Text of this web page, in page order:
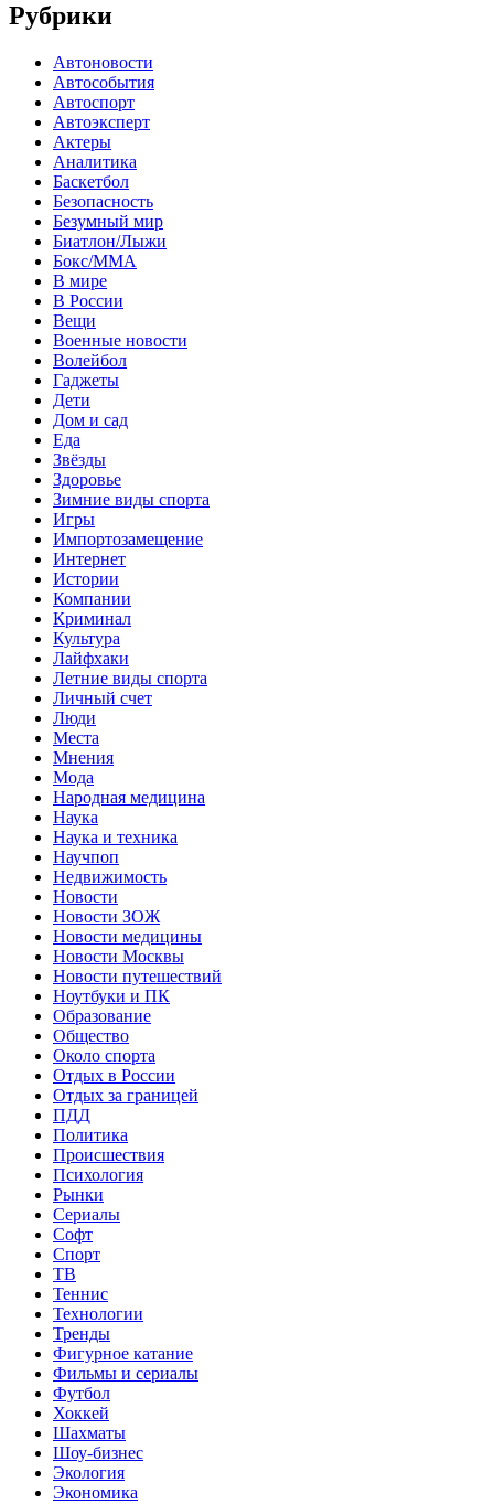
Рубрики
Автоновости
Автособытия
Автоспорт
Автоэксперт
Актеры
Аналитика
Баскетбол
Безопасность
Безумный мир
Биатлон/Лыжи
Бокс/MMA
В мире
В России
Вещи
Военные новости
Волейбол
Гаджеты
Дети
Дом и сад
Еда
Звёзды
Здоровье
Зимние виды спорта
Игры
Импортозамещение
Интернет
Истории
Компании
Криминал
Культура
Лайфхаки
Летние виды спорта
Личный счет
Люди
Места
Мнения
Мода
Народная медицина
Наука
Наука и техника
Научпоп
Недвижимость
Новости
Новости ЗОЖ
Новости медицины
Новости Москвы
Новости путешествий
Ноутбуки и ПК
Образование
Общество
Около спорта
Отдых в России
Отдых за границей
ПДД
Политика
Происшествия
Психология
Рынки
Сериалы
Софт
Спорт
ТВ
Теннис
Технологии
Тренды
Фигурное катание
Фильмы и сериалы
Футбол
Хоккей
Шахматы
Шоу-бизнес
Экология
Экономика